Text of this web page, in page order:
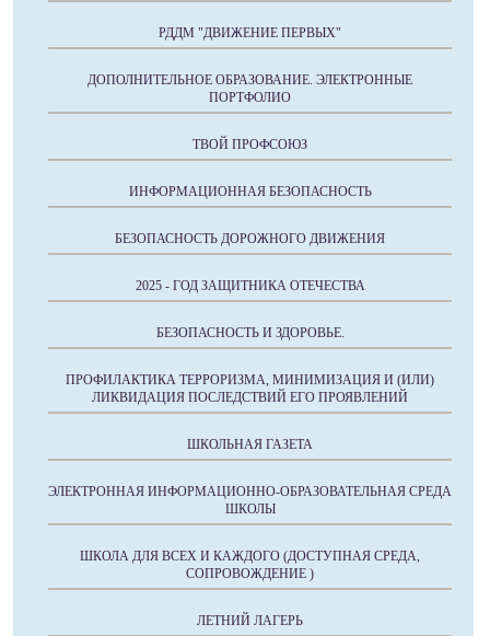
РДДМ "ДВИЖЕНИЕ ПЕРВЫХ"
ДОПОЛНИТЕЛЬНОЕ ОБРАЗОВАНИЕ. ЭЛЕКТРОННЫЕ
ПОРТФОЛИО
ТВОЙ ПРОФСОЮЗ
ИНФОРМАЦИОННАЯ БЕЗОПАСНОСТЬ
БЕЗОПАСНОСТЬ ДОРОЖНОГО ДВИЖЕНИЯ
2025 - ГОД ЗАЩИТНИКА ОТЕЧЕСТВА
БЕЗОПАСНОСТЬ И ЗДОРОВЬЕ.
ПРОФИЛАКТИКА ТЕРРОРИЗМА, МИНИМИЗАЦИЯ И (ИЛИ)
ЛИКВИДАЦИЯ ПОСЛЕДСТВИЙ ЕГО ПРОЯВЛЕНИЙ
ШКОЛЬНАЯ ГАЗЕТА
ЭЛЕКТРОННАЯ ИНФОРМАЦИОННО-ОБРАЗОВАТЕЛЬНАЯ СРЕДА
ШКОЛЫ
ШКОЛА ДЛЯ ВСЕХ И КАЖДОГО (ДОСТУПНАЯ СРЕДА,
СОПРОВОЖДЕНИЕ )
ЛЕТНИЙ ЛАГЕРЬ